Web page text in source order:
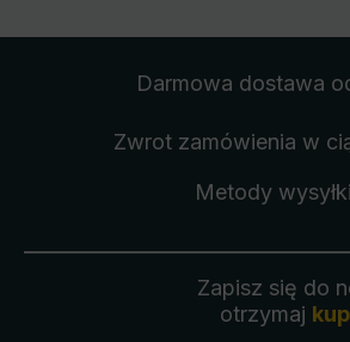
Darmowa dostawa
Zwrot zamówienia w
Metody wysyłki
Zapisz się do
otrzymaj